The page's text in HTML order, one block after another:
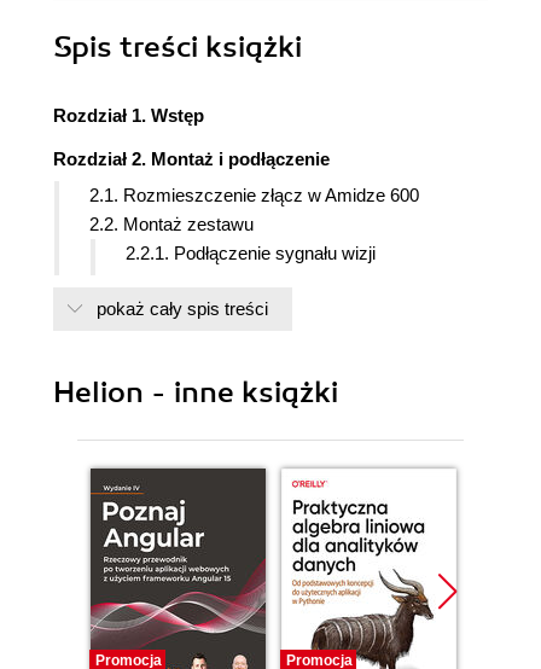
Spis treści książki
Rozdział 1. Wstęp
Rozdział 2. Montaż i podłączenie
2.1. Rozmieszczenie złącz w Amidze 600
2.2. Montaż zestawu
2.2.1. Podłączenie sygnału wizji
2.2.3. Urządzenia peryferyjne
Rozdział 3. Podstawy obsługi Amigi
3.1. Klawiatura komputera
3.2. Włączenie Amigi
3.3. Workbench
3.4. Podstawy obsługi Workbencha
3.5. Wykonanie kopii dyskietek systemowych
3.6. Czyszczenie zawartości pamięci - Reset
3.7. Rozwijane menu
3.7.1. Menu Workbench
pokaż cały spis treści
Helion - inne książki
Promocja Promocja